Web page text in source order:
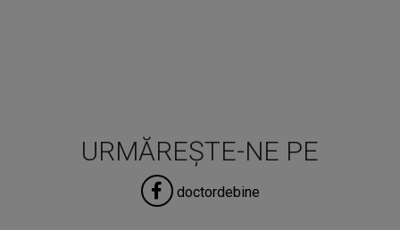
URMĂREȘTE-NE PE
doctordebine